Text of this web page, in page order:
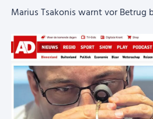
Marius Tsakonis warnt vor Betrug